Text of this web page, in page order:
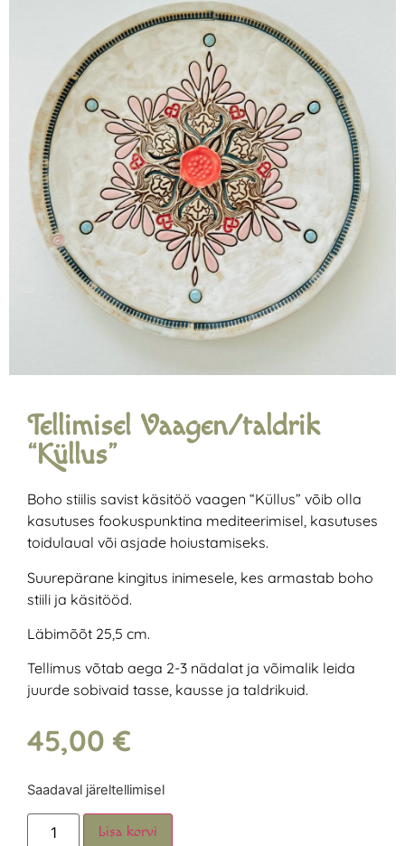
Tellimisel Vaagen/taldrik
“Küllus”
Boho stiilis savist käsitöö vaagen “Küllus” võib olla
kasutuses fookuspunktina mediteerimisel, kasutuses
toidulaual või asjade hoiustamiseks.
Suurepärane kingitus inimesele, kes armastab boho
stiili ja käsitööd.
Läbimõõt 25,5 cm.
Tellimus võtab aega 2-3 nädalat ja võimalik leida
juurde sobivaid tasse, kausse ja taldrikuid.
45,00€
Saadaval järeltellimisel
Lisa korvi